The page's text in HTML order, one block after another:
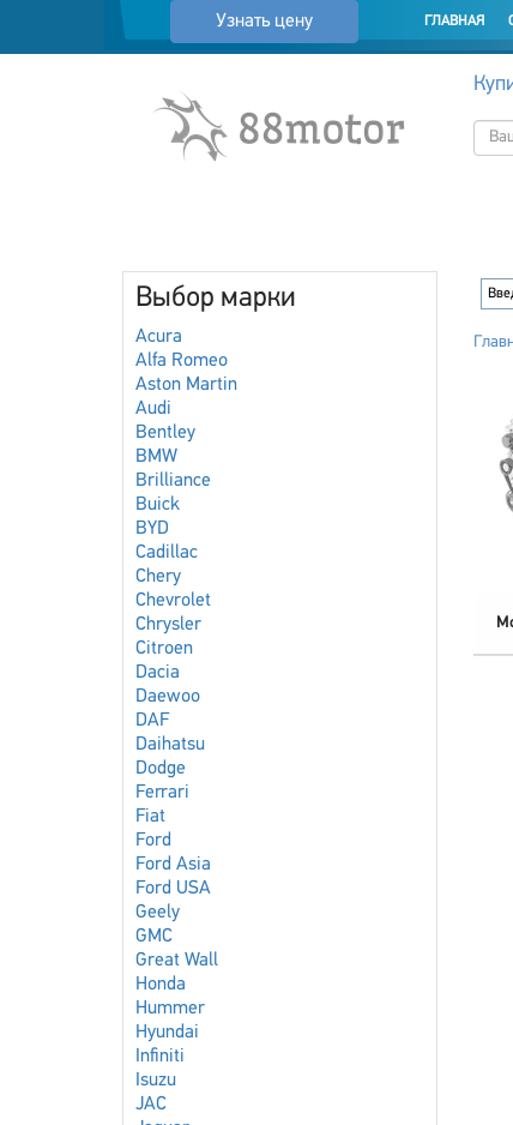
Узнать цену ГЛАВНАЯ
Выбор марки
Acura
Alfa Romeo
Aston Martin
Audi
Bentley
BMW
Brilliance
Buick
BYD
Cadillac
Chery
Chevrolet
Chrysler
Citroen
Dacia
Daewoo
DAF
Daihatsu
Dodge
Ferrari
Fiat
Ford
Ford Asia
Ford USA
Geely
GMC
Great Wall
Honda
Hummer
Hyundai
Infiniti
Isuzu
JAC